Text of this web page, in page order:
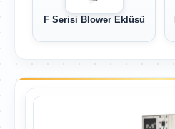
F Serisi Blower Eklüsü